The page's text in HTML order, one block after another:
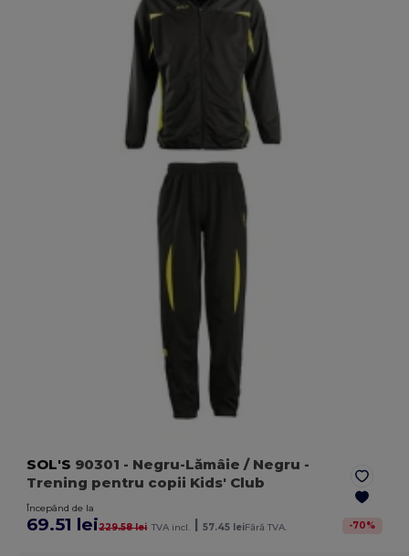
SOL'S 90301 - Negru-Lămâie / Negru -
Trening pentru copii Kids' Club
Începând de la
69.51 lei229.58 lei TVA incl. | 57.45 leiFără TVA. -70%